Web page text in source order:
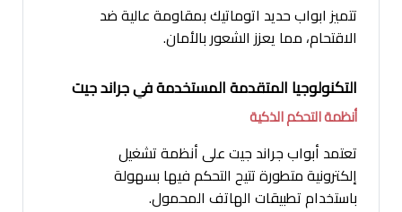
تتميز ابواب حديد اتوماتيك بمقاومة عالية ضد
الاقتحام، مما يعزز الشعور بالأمان.
التكنولوجيا المتقدمة المستخدمة في جراند جيت
أنظمة التحكم الذكية
تعتمد أبواب جراند جيت على أنظمة تشغيل
إلكترونية متطورة تتيح التحكم فيها بسهولة
باستخدام تطبيقات الهاتف المحمول.